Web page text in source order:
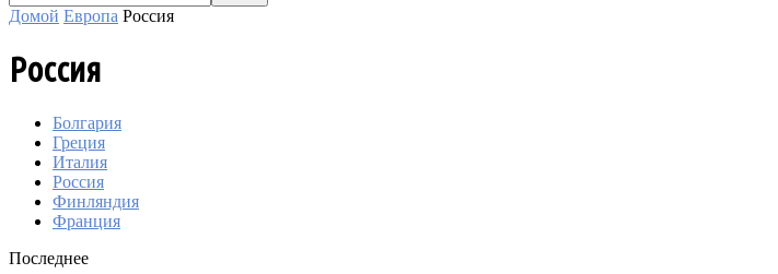
Домой Европа Россия
Россия
Болгария
Греция
Италия
Россия
Финляндия
Франция
Последнее